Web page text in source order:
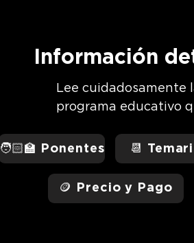
Información
Lee cuidadosamente
programa educativo
🧑🏻‍🏫 Ponentes 📆
🪙 Precio y Pago